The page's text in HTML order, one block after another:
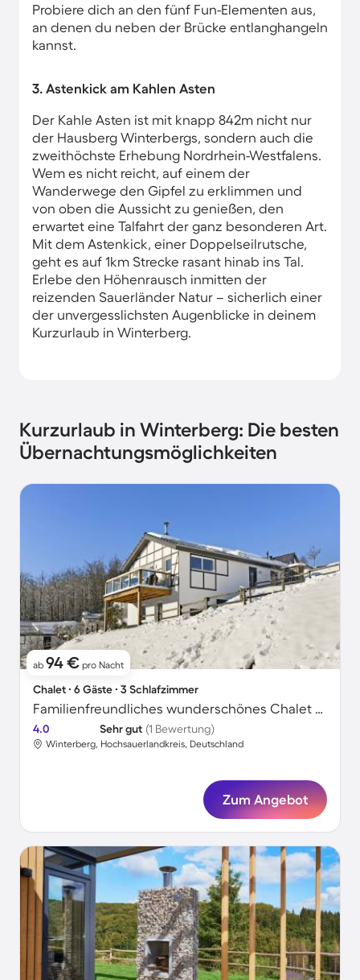
Probiere dich an den fünf Fun-Elementen aus,
an denen du neben der Brücke entlanghangeln
kannst.
3. Astenkick am Kahlen Asten
Der Kahle Asten ist mit knapp 842m nicht nur
der Hausberg Winterbergs, sondern auch die
zweithöchste Erhebung Nordrhein-Westfalens.
Wem es nicht reicht, auf einem der
Wanderwege den Gipfel zu erklimmen und
von oben die Aussicht zu genießen, den
erwartet eine Talfahrt der ganz besonderen Art.
Mit dem Astenkick, einer Doppelseilrutsche,
geht es auf 1km Strecke rasant hinab ins Tal.
Erlebe den Höhenrausch inmitten der
reizenden Sauerländer Natur – sicherlich einer
der unvergesslichsten Augenblicke in deinem
Kurzurlaub in Winterberg​.
Kurzurlaub in Winterberg: Die besten
Übernachtungsmöglichkeiten
ab 94 € pro Nacht
Chalet ∙ 6 Gäste ∙ 3 Schlafzimmer
Familienfreundliches wunderschönes Chalet mit Sauna | Nah am Skifahren
4.0 Sehr gut (1 Bewertung)
Winterberg, Hochsauerlandkreis, Deutschland
Zum Angebot